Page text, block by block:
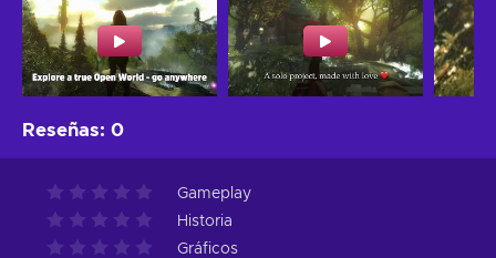
Reseñas: 0
Gameplay
Historia
Gráficos